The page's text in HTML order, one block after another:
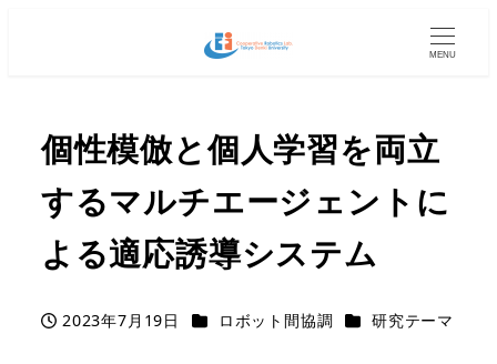
MENU
個性模倣と個人学習を両立
するマルチエージェントに
よる適応誘導システム
投稿日
2023年7月19日 カテゴリー
ロボット間協調 カテゴリー
研究テーマ